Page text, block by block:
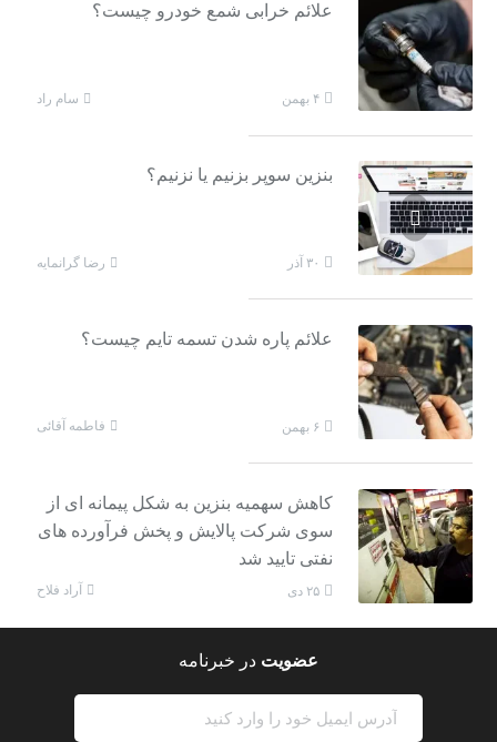
علائم خرابی شمع خودرو چیست؟
۴ بهمن سام راد
بنزین سوپر بزنیم یا نزنیم؟
۳۰ آذر رضا گرانمایه
علائم پاره شدن تسمه تایم چیست؟
۶ بهمن فاطمه آقائی
کاهش سهمیه بنزین به شکل پیمانه ای از
سوی شرکت پالایش و پخش فرآورده های
نفتی تایید شد
۲۵ دی آراد فلاح
عضویت در خبرنامه